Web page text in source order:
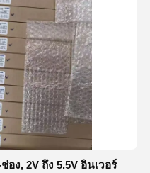
อง, 2V ถึง 5.5V อินเวอร์